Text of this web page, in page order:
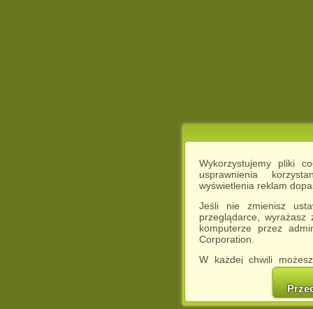
Wykorzystujemy pliki
usprawnienia
wyświetlenia reklam
Jeśli nie zmienisz
przeglądarce,
komputerze przez
Corporation.
W każdej chwili
cookies w swojej
w naszej
http://chomikuj.pl/